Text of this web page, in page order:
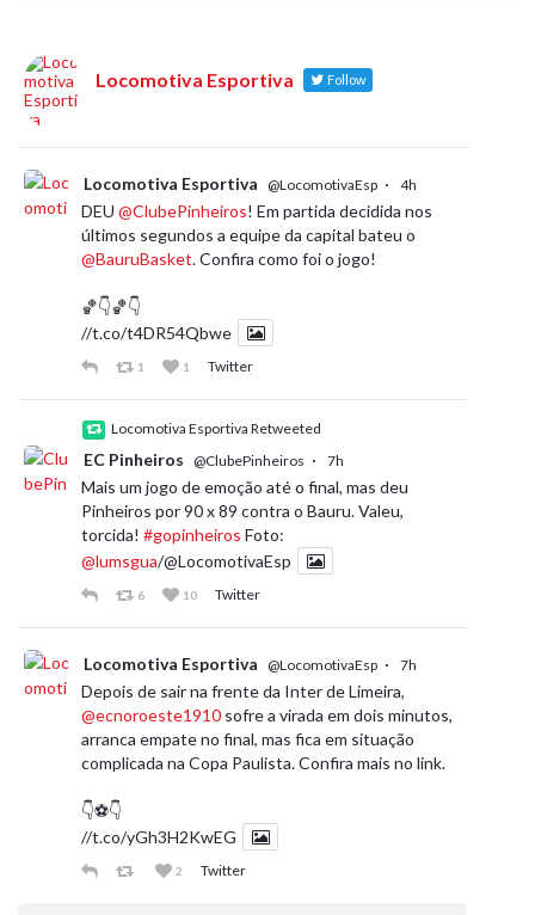
Locomotiva Esportiva Follow
Locomotiva Esportiva @LocomotivaEsp · 4h
DEU @ClubePinheiros! Em partida decidida nos
últimos segundos a equipe da capital bateu o
@BauruBasket. Confira como foi o jogo!
🏀👇🏀👇
//t.co/t4DR54Qbwe
1 1 Twitter
Locomotiva Esportiva Retweeted
EC Pinheiros @ClubePinheiros · 7h
Mais um jogo de emoção até o final, mas deu
Pinheiros por 90 x 89 contra o Bauru. Valeu,
torcida! #gopinheiros Foto:
@lumsgua/@LocomotivaEsp
6 10 Twitter
Locomotiva Esportiva @LocomotivaEsp · 7h
Depois de sair na frente da Inter de Limeira,
@ecnoroeste1910 sofre a virada em dois minutos,
arranca empate no final, mas fica em situação
complicada na Copa Paulista. Confira mais no link.
👇⚽️👇
//t.co/yGh3H2KwEG
2 Twitter